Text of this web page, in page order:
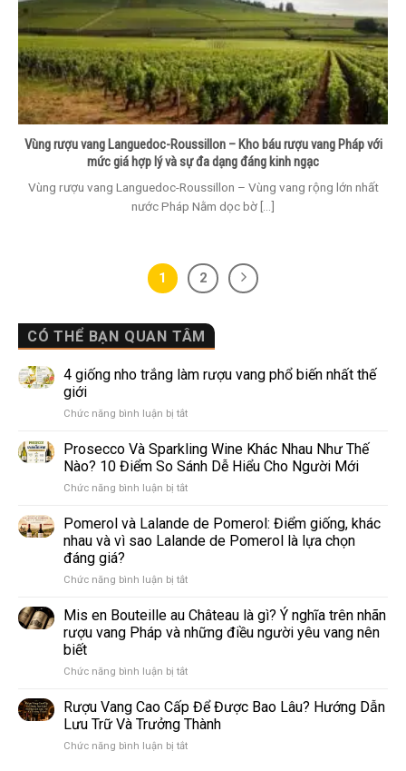
CÓ THỂ BẠN QUAN TÂM
4 giống nho trắng làm rượu vang phổ biến nhất thế
giới
Chức năng bình luận bị tắtở
giống
nho
trắng
làm
vang
phổ
thế
Prosecco Và Sparkling Wine Khác Nhau Như Thế
Nào? 10 Điểm So Sánh Dễ Hiểu Cho Người Mới
Chức năng bình luận bị tắtở
Và
Sparkling
Wine
Nhau
Thế
Nào?
So
Dễ
Hiểu
Người
Pomerol và Lalande de Pomerol: Điểm giống, khác
nhau và vì sao Lalande de Pomerol là lựa chọn
đáng giá?
Chức năng bình luận bị tắtở
và
Lalande
de
Điểm
khác
nhau
vì
Mis en Bouteille au Château là gì? Ý nghĩa trên nhãn
rượu vang Pháp và những điều người yêu vang nên
biết
Chức năng bình luận bị tắtở
en
Bouteille
au
Château
Rượu Vang Cao Cấp Để Được Bao Lâu? Hướng Dẫn
Lưu Trữ Và Trưởng Thành
Chức năng bình luận bị tắtở
Vùng rượu vang Languedoc-Roussillon – Kho báu rượu vang Pháp với
mức giá hợp lý và sự đa dạng đáng kinh ngạc
Vùng rượu vang Languedoc-Roussillon – Vùng vang rộng lớn nhất
nước Pháp Nằm dọc bờ [...]
1 2